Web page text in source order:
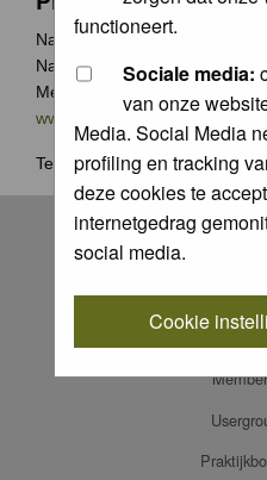
functioneert.
Sociale media:
van onze
Media. Social Media
profiling en tracking
deze cookies te
internetgedrag
social media.
Cookie
Naast de jaarlijkse Groene
Natuurfotografie.nl vaak
Meer weten? Ga naar
www.natuurfotografie.nl/
Terug naarhome.
FAQ